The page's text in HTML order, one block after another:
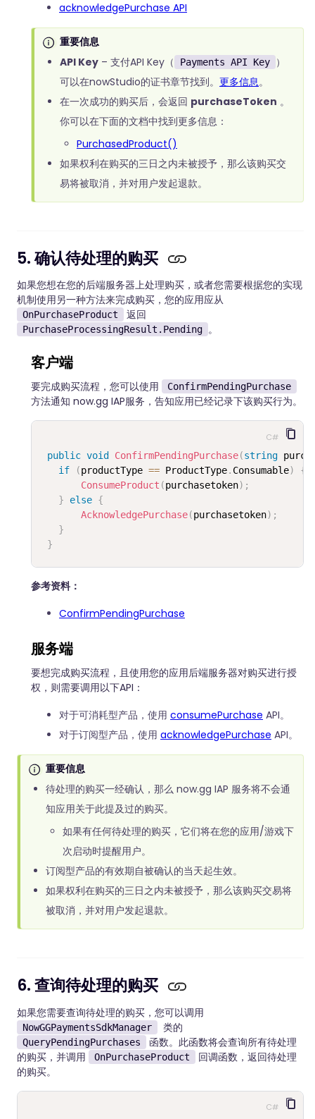
acknowledgePurchase API
重要信息
API Key – 支付API Key（ Payments API Key
）
可以在nowStudio的证书章节找到。 更多信息。
在一次成功的购买后，会返回 purchaseToken 。
你可以在下面的文档中找到更多信息：
PurchasedProduct()
如果权利在购买的三日之内未被授予，那么该购买交
易将被取消，并对用户发起退款。
5. 确认待处理的购买
如果您想在您的后端服务器上处理购买，或者您需要根据您的实现
机制使用另一种方法来完成购买，您的应用应从
OnPurchaseProduct 返回
PurchaseProcessingResult.Pending 。
客户端
要完成购买流程，您可以使用 ConfirmPendingPurchase
方法通知 now.gg IAP服务，告知应用已经记录下该购买行为。
public void ConfirmPendingPurchase(string
if
(productType == ProductType. Consumable)
{
ConsumeProduct (purchasetoken) ;
}
else {
AcknowledgePurchase(purchasetoken) ;
}
}
C#
参考资料：
ConfirmPendingPurchase
服务端
要想完成购买流程，且使用您的应用后端服务器对购买进行授
权，则需要调用以下API：
对于可消耗型产品，使用 consumePurchase API。
对于订阅型产品，使用 acknowledgePurchase API。
重要信息
待处理的购买一经确认，那么 now.gg IAP 服务将不会通
知应用关于此提及过的购买。
如果有任何待处理的购买，它们将在您的应用/游戏下
次启动时提醒用户。
订阅型产品的有效期自被确认的当天起生效。
如果权利在购买的三日之内未被授予，那么该购买交易将
被取消，并对用户发起退款。
6. 查询待处理的购买
如果您需要查询待处理的购买，您可以调用
NowGGPaymentsSdkManager 类的
QueryPendingPurchases
函数。此函数将会查询所有待处理
的购买，并调用
OnPurchaseProduct
回调函数，返回待处理
的购买。
C#